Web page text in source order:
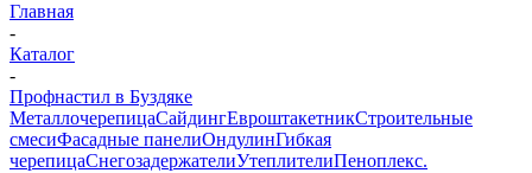
Главная
-
Каталог
-
Профнастил в Буздяке
МеталлочерепицаСайдингЕвроштакетникСтроительные
смесиФасадные панелиОндулинГибкая
черепицаСнегозадержателиУтеплителиПеноплекс.